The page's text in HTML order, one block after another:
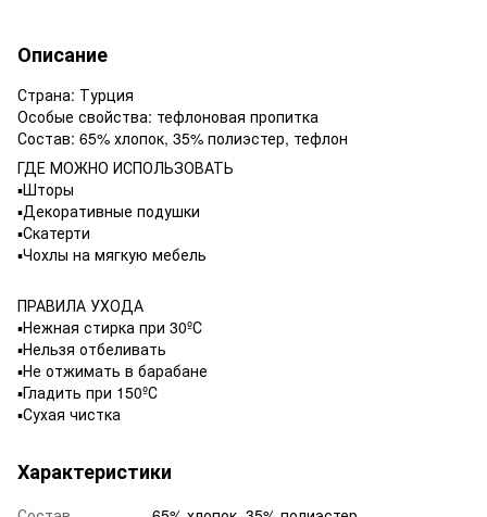
Описание
Страна: Турция
Особые свойства: тефлоновая пропитка
Состав: 65% хлопок, 35% полиэстер, тефлон
ГДЕ МОЖНО ИСПОЛЬЗОВАТЬ
▪️Шторы
▪️Декоративные подушки
▪️Скатерти
▪️Чохлы на мягкую мебель
ПРАВИЛА УХОДА
▪️Нежная стирка при 30ºС
▪️Нельзя отбеливать
▪️Не отжимать в барабане
▪️Гладить при 150ºС
▪️Сухая чистка
Характеристики